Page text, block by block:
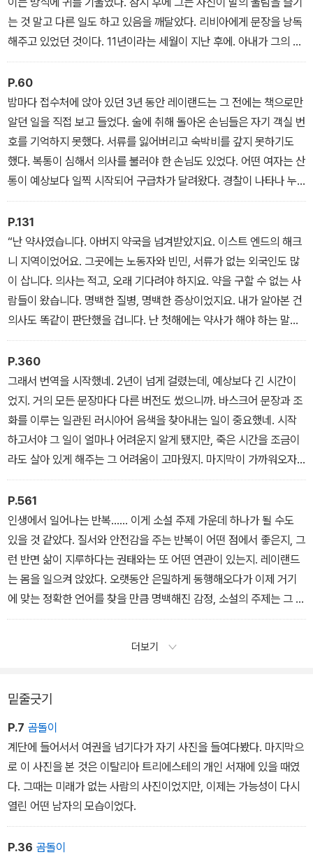
살고자 한다. 의미 있는 기억을 남기려 조급해하지도 않고, 시간을 낭
비하며 하루하루를 보낸다. 정기적으로 하는 일은 죽은 아내에게 편
지를 쓰는 것뿐. 레이랜드는 책상 앞에 앉아 그간의 일을 돌아본다.
동양학자인 삼촌을 동경해 번역가를 꿈꾼 어린 시절. 강압적인 아버
지와 학교가 싫어서 가출해, 낡은 호텔의 야간경비원으로 일한 나날.
번역을 독학하던 숱한 밤과 끝내 번역가로 데뷔한 날의 환희. 열차에
서 아내를 처음 본 순간. 아내가 운영하는 출판사에서 만난 수많은 문
인. 책으로 둘러싸인 나날. 온전히 문학만을 사랑할 수 있던 시절. 하
한다.
는 것 말고 다른 일도 하고 있음을 깨달았다. 리비아에게 문장을 낭독
해주고 있었던 것이다. 11년이라는 세월이 지난 후에. 아내가 그의 말
에 귀를 기울일 때 집중하는 방식은 그를 사로잡고 불길에 휩싸이게
했다. 20년이 지나도 마찬가지였다. 트리에스테 집에서 둘은 계단 제
일 위쪽 층계에 앉아 단어와 그 의미에 대해서, 그리고 그걸 독일어와
영어, 이탈리아어와 프랑스어, 가끔은 트리에스테 사투리로 어떻게
번역해야 하는지 이야기를 나누곤 했다.
P.60
밤마다 접수처에 앉아 있던 3년 동안 레이랜드는 그 전에는 책으로만
알던 일을 직접 보고 들었다. 술에 취해 돌아온 손님들은 자기 객실 번
호를 기억하지 못했다. 서류를 잃어버리고 숙박비를 갚지 못하기도
했다. 복통이 심해서 의사를 불러야 한 손님도 있었다. 어떤 여자는 산
통이 예상보다 일찍 시작되어 구급차가 달려왔다. 경찰이 나타나 누
군가를 데려가는 일도 있었다. 정신 나간 어떤 음악가는 새벽 3시에
트럼펫을 연주했다. 너무 급해서 미처 침대까지 가지 못하는 연인도
있었다. 어떤 영화 팀은 하필 한밤중에 촬영하려고 했다. 낯선 도시에
와서 급하게 변호사를 구하는 사람도 있었다. 그냥 이야기를 하려는
사람들은 자기 모국어를 할 줄 아는 레이랜드를 반가워했다. 실망과
불안, 고독에 대한 토막 난 이야기들이었다.
P.131
“난 약사였습니다. 아버지 약국을 넘겨받았지요. 이스트 엔드의 해크
니 지역이었어요. 그곳에는 노동자와 빈민, 서류가 없는 외국인도 많
이 삽니다. 의사는 적고, 오래 기다려야 하지요. 약을 구할 수 없는 사
람들이 왔습니다. 명백한 질병, 명백한 증상이었지요. 내가 알아본 건
의사도 똑같이 판단했을 겁니다. 난 첫해에는 약사가 해야 하는 말을
했어요. 처방전이 없으면 약을 팔 수 없다고. 그러다가 힘든 겨울이 왔
어요. 전염병과 폐렴, 위험한 질병이 많이 돌았지요. 기침을 하는 엄마
와 병든 아이들. ‘의사에게 갈
수 없는데, 우리가 뭘 어떻게 할 수 있겠어요.’ 그들이 말했지요. 그래
서 처방전이 필요한 약을 처방전 없이 주기 시작했습니다. 약의 도움
을 받은 사람들이 와서 감사 인사를 했지요. 소문이 나자 점점 더 많은
사람이 왔습니다. 난 회계장부를 조작했지요. 직원은 그걸 보며 침묵
하다가 말했어요. ‘너무 위험한 일이에요.’ 그래서 대답했습니다. ‘나
도 압니다. 하지만 이러는 게 옳아요. 불법이긴 하지만 옳다고요.’
P.360
그래서 번역을 시작했네. 2년이 넘게 걸렸는데, 예상보다 긴 시간이
었지. 거의 모든 문장마다 다른 버전도 썼으니까. 바스크어 문장과 조
화를 이루는 일관된 러시아어 음색을 찾아내는 일이 중요했네. 시작
하고서야 그 일이 얼마나 어려운지 알게 됐지만, 죽은 시간을 조금이
라도 살아 있게 해주는 그 어려움이 고마웠지. 마지막이 가까워오자
공황상태에 빠졌네. 수감 기간이 아직 6년이나 남아 있었으니까. 그
러다가 이 이야기를 바꿔서 써보자는, 나를 구원해줄 아이디어가 떠
올랐지. 앙투안을 파괴적인 친밀함에서 해방시킬 다른 가능성을 시험
해보자고 말일세. 이중적인 의미에서 흥미로운 계획이었네. 나 자신
의 이야기를 나의 문장과 장면으로 쓰고, 앙투안에게 그 감정을 겪게
함으로써 내 감정을 알아볼 수 있으니까.
P.561
인생에서 일어나는 반복…… 이게 소설 주제 가운데 하나가 될 수도
있을 것 같았다. 질서와 안전감을 주는 반복이 어떤 점에서 좋은지, 그
런 반면 삶이 지루하다는 권태와는 또 어떤 연관이 있는지. 레이랜드
는 몸을 일으켜 앉았다. 오랫동안 은밀하게 동행해오다가 이제 거기
에 맞는 정확한 언어를 찾을 만큼 명백해진 감정, 소설의 주제는 그 감
정을 드러냄으로써 생겨나는 걸까? 은퇴한 노인, 모든 것이 지겨워진
랐다. 베레모 아래로 헝클어진 허연 머리카락이 보이는 마른 남자, 담
더보기
밑줄긋기
P.7 곰돌이
계단에 들어서서 여권을 넘기다가 자기 사진을 들여다봤다. 마지막으
로 이 사진을 본 것은 이탈리아 트리에스테의 개인 서재에 있을 때였
다. 그때는 미래가 없는 사람의 사진이었지만, 이제는 가능성이 다시
열린 어떤 남자의 모습이었다.
P.36 곰돌이